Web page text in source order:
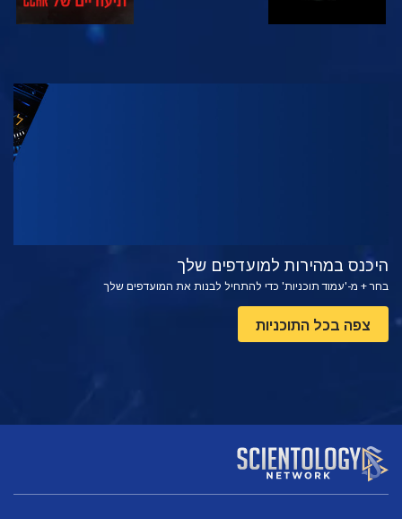
בדוק את הסדרה
היכנס במהירות למועדפים שלך
בחר + מ-'עמוד תוכניות' כדי להתחיל לבנות את המועדפים שלך
צפה בכל התוכניות